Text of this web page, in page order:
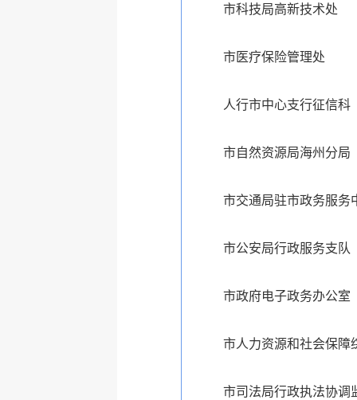
市科技局高新技术处
市医疗保险管理处
人行市中心支行征信科
市自然资源局海州分局
市交通局驻市政务服务
市公安局行政服务支队
市政府电子政务办公室
市人力资源和社会保障
市司法局行政执法协调